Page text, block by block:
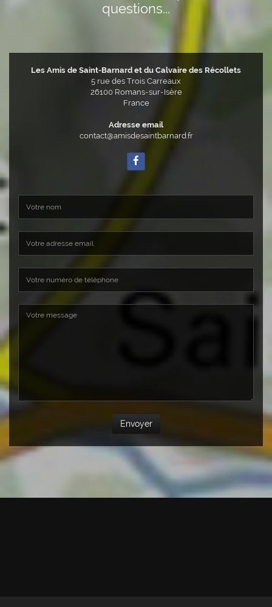
questions...
Les Amis de Saint-Barnard et du Calvaire des Récollets
5 rue des Trois Carreaux
26100 Romans-sur-Isère
France
Adresse email
contact@amisdesaintbarnard.fr
Envoyer